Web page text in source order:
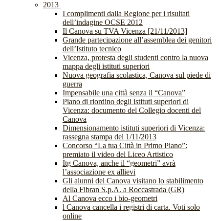
2013
I complimenti dalla Regione per i risultati
dell’indagine OCSE 2012
Il Canova su TVA Vicenza [21/11/2013]
Grande partecipazione all’assemblea dei genitori
dell’Istituto tecnico
Vicenza, protesta degli studenti contro la nuova
mappa degli istituti superiori
Nuova geografia scolastica, Canova sul piede di
guerra
Impensabile una città senza il “Canova”
Piano di riordino degli istituti superiori di
Vicenza: documento del Collegio docenti del
Canova
Dimensionamento istituti superiori di Vicenza:
rassegna stampa del 1/11/2013
Concorso “La tua Città in Primo Piano”:
premiato il video del Liceo Artistico
Itg Canova, anche il “geometri” avrà
l’associazione ex allievi
Gli alunni del Canova visitano lo stabilimento
della Fibran S.p.A. a Roccastrada (GR)
Al Canova ecco i bio-geometri
l Canova cancella i registri di carta. Voti solo
online